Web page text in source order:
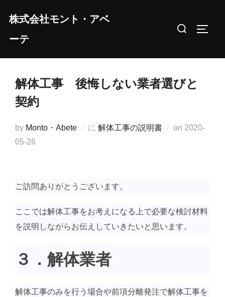
株式会社モント・アベ
ーテ
検
解体工事 後悔しない業者選びと
契約
by Monto・Abete に 解体工事の説明書 on 投
2020-
05-26
ご訪問ありがとうございます。
ここでは解体工事をお考えになる上で必要な検討材料
を説明しながらお伝えしていきたいと思います。
３．解体業者
解体工事のみを行う場合や前項分離発注で解体工事を